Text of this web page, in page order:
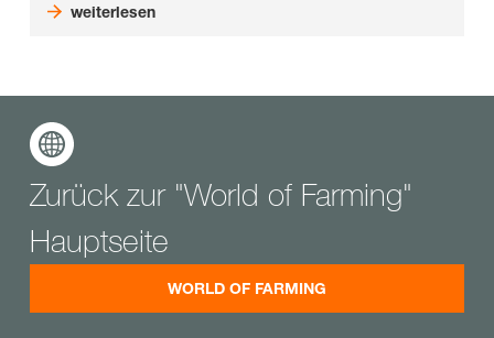
weiterlesen
Zurück zur "World of Farming"
Hauptseite
WORLD OF FARMING